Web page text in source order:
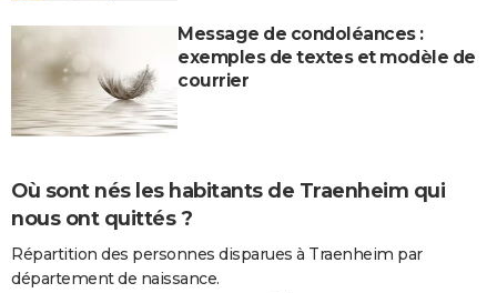
Message de condoléances :
exemples de textes et modèle de
courrier
Où sont nés les habitants de Traenheim qui
nous ont quittés ?
Répartition des personnes disparues à Traenheim par
département de naissance.